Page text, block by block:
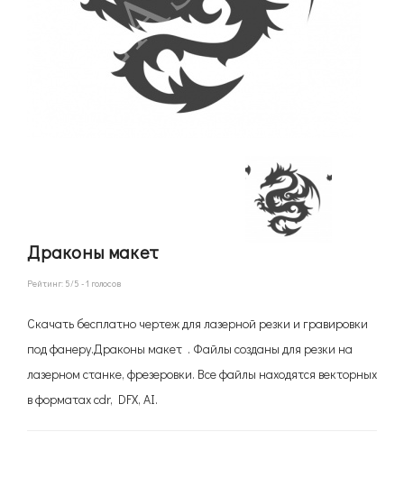
Драконы макет
Рейтинг: 5/5 -1 голосов
Скачать бесплатно чертеж для лазерной резки и гравировки
под фанеру.Драконы макет . Файлы созданы для резки на
лазерном станке, фрезеровки. Все файлы находятся векторных
в форматах cdr, DFX, AI.